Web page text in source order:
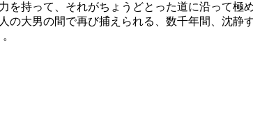
を持って、それがちょうどとった道に沿って極
大男の間で再び捕えられる、数千年間、沈